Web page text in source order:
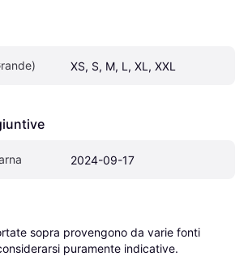
XS, S, M, L, XL, XXL
2024-09-17
sopra provengono da varie fonti
puramente indicative.